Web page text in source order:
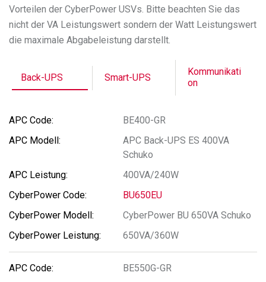
Vorteilen der CyberPower USVs. Bitte beachten Sie das
nicht der VA Leistungswert sondern der Watt Leistungswert
die maximale Abgabeleistung darstellt.
Back-UPS Smart-UPS
Kommunikati
on
BE400-GR
APC Back-UPS ES 400VA
Schuko
400VA/240W
BU650EU
CyberPower BU 650VA Schuko
650VA/360W
BE550G-GR